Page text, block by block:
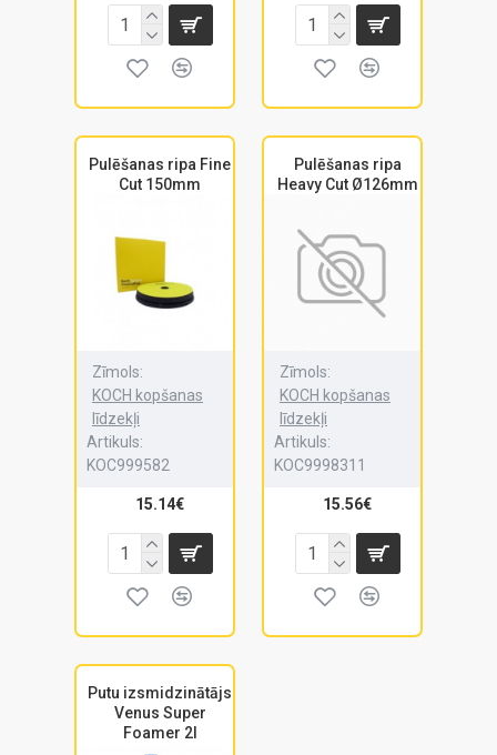
Pulēšanas ripa Fine
Cut 150mm
Zīmols:
KOCH kopšanas
līdzekļi
Artikuls:
KOC999582
15.14€
Pulēšanas ripa
Heavy Cut Ø126mm
Zīmols:
KOCH kopšanas
līdzekļi
Artikuls:
KOC9998311
15.56€
Putu izsmidzinātājs
Venus Super
Foamer 2l